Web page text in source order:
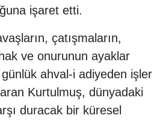
işaret etti.
çatışmaların,
ve onurunun ayaklar
günlük ahval-i adiyeden işler
Kurtulmuş, dünyadaki
duracak bir küresel